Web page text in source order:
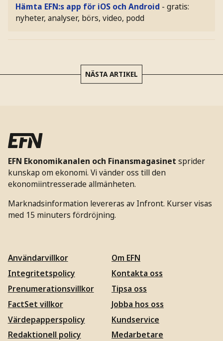
Hämta EFN:s app för iOS och Android - gratis:
nyheter, analyser, börs, video, podd
NÄSTA ARTIKEL
EFN Ekonomikanalen och Finansmagasinet sprider
kunskap om ekonomi. Vi vänder oss till den
ekonomiintresserade allmänheten.
Marknadsinformation levereras av Infront. Kurser visas
med 15 minuters fördröjning.
Användarvillkor
Integritetspolicy
Prenumerationsvillkor
FactSet villkor
Värdepapperspolicy
Redaktionell policy
Om EFN
Kontakta oss
Tipsa oss
Jobba hos oss
Kundservice
Medarbetare